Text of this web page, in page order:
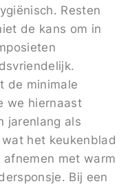
Resten
de kans om in
de minimale
we hiernaast
jarenlang als
het keukenblad
met warm
Bij een